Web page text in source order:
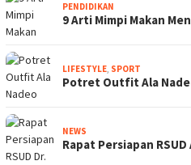
PENDIDIKAN
9 Arti Mimpi Makan
LIFESTYLE, SPORT
Potret Outfit Ala
NEWS
Rapat Persiapan